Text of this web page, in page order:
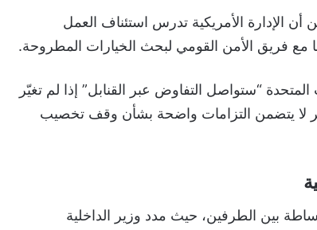
الإدارة الأمريكية تدرس استئناف العمل
فريق الأمن القومي لبحث الخيارات المطروحة.
“ستواصل التفاوض عبر القنابل” إذا لم تغيّر
لا يتضمن التزامات واضحة بشأن وقف تخصيب
بين الطرفين، حيث مدد وزير الداخلية